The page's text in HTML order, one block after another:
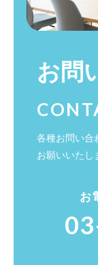
お問
各種お問い合
お願いいたし
お